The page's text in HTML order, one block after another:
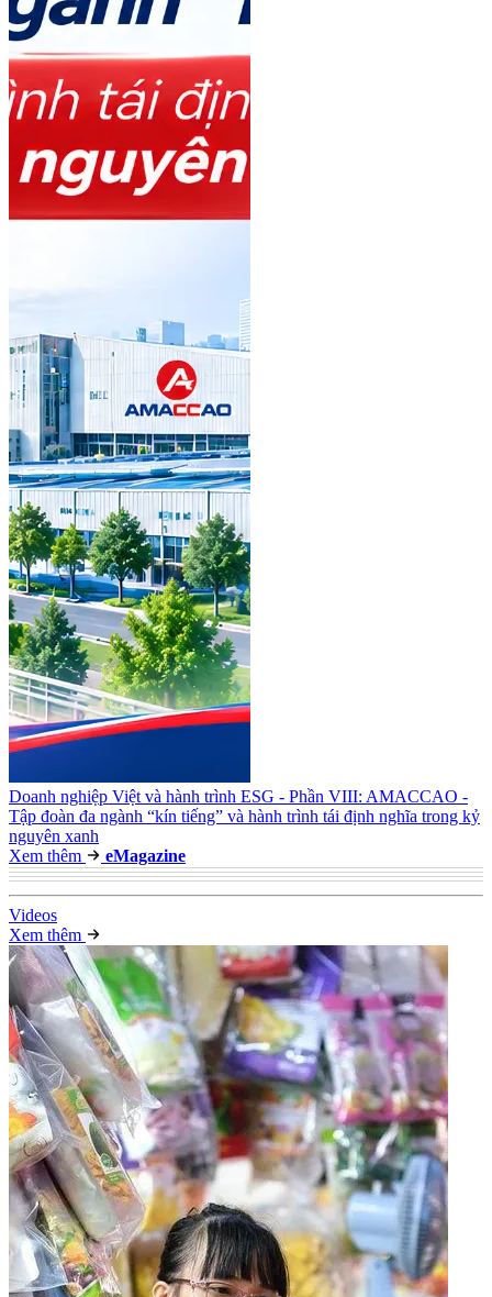
Doanh nghiệp Việt và hành trình ESG - Phần VIII: AMACCAO -
Tập đoàn đa ngành “kín tiếng” và hành trình tái định nghĩa trong kỷ
nguyên xanh
Xem thêm
eMagazine
Videos
Xem thêm